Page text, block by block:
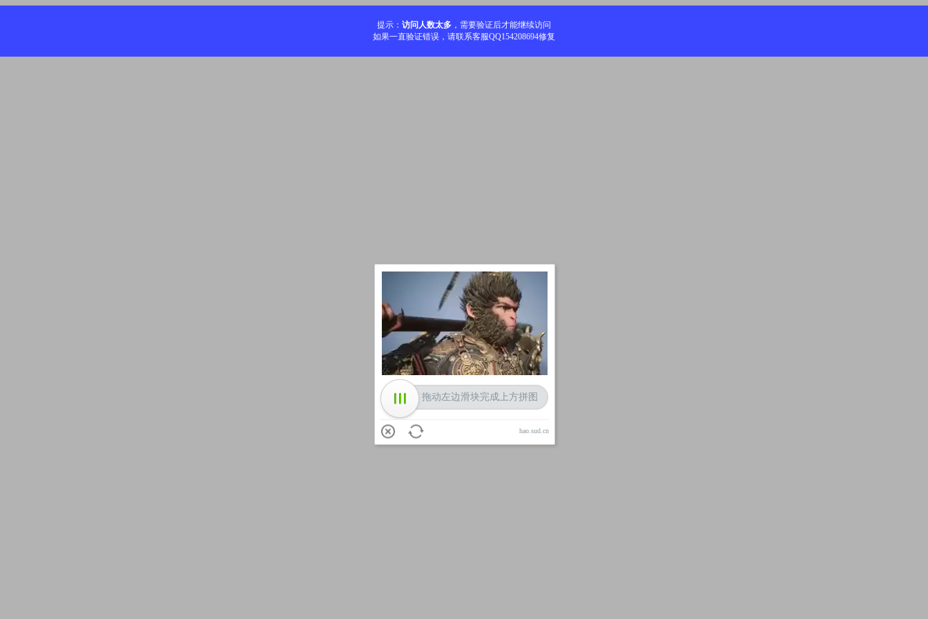
提示： 访问人数太多 ，需要验证后才能继续访问
如果一直验证错误，请联系客服QQ154208694修复
加载中
拖动左边滑块完成上方拼图
hao.sud.cn